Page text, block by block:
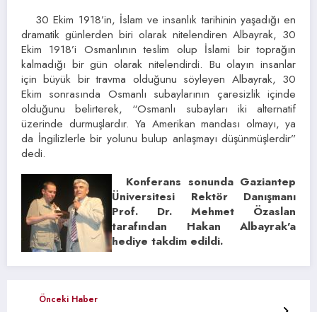
30 Ekim 1918’in, İslam ve insanlık tarihinin yaşadığı en
dramatik günlerden biri olarak nitelendiren Albayrak, 30
Ekim 1918’i Osmanlının teslim olup İslami bir toprağın
kalmadığı bir gün olarak nitelendirdi. Bu olayın insanlar
için büyük bir travma olduğunu söyleyen Albayrak, 30
Ekim sonrasında Osmanlı subaylarının çaresizlik içinde
olduğunu belirterek, “Osmanlı subayları iki alternatif
üzerinde durmuşlardır. Ya Amerikan mandası olmayı, ya
da İngilizlerle bir yolunu bulup anlaşmayı düşünmüşlerdir”
dedi.
Konferans sonunda Gaziantep
Üniversitesi Rektör Danışmanı
Prof. Dr. Mehmet Özaslan
tarafından Hakan Albayrak’a
hediye takdim edildi.
Önceki Haber